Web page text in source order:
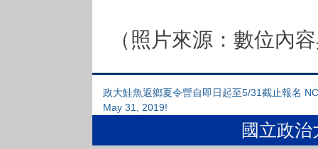
（照片來源：數位內
政大鮭魚返鄉夏令營自即日起至5/31截止報名
May 31, 2019!
國立政